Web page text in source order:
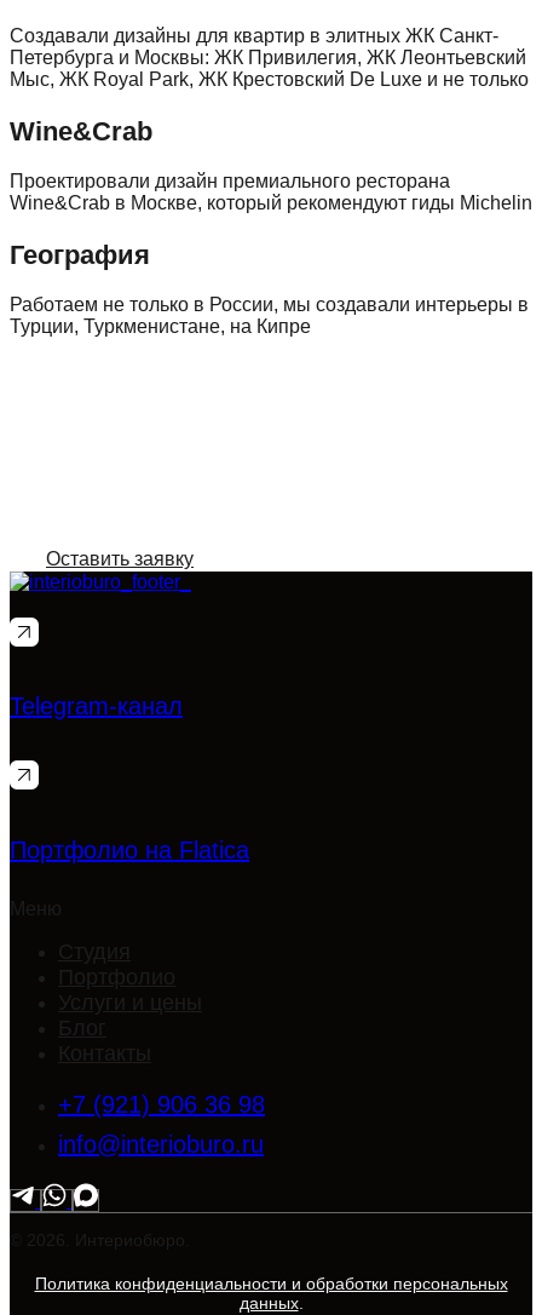
Создавали дизайны для квартир в элитных ЖК Санкт-
Петербурга и Москвы: ЖК Привилегия, ЖК Леонтьевский
Мыс, ЖК Royal Park, ЖК Крестовский De Luxe и не только
Wine&Crab
Проектировали дизайн премиального ресторана
Wine&Crab в Москве, который рекомендуют гиды Michelin
География
Работаем не только в России, мы создавали интерьеры в
Турции, Туркменистане, на Кипре
Оставить заявку
Telegram-канал
Портфолио на Flatica
Меню
Студия
Портфолио
Услуги и цены
+7 (921) 906 36 98
info@interioburo.ru
© 2026. Интериобюро.
Политика конфиденциальности и обработки персональных
данных.